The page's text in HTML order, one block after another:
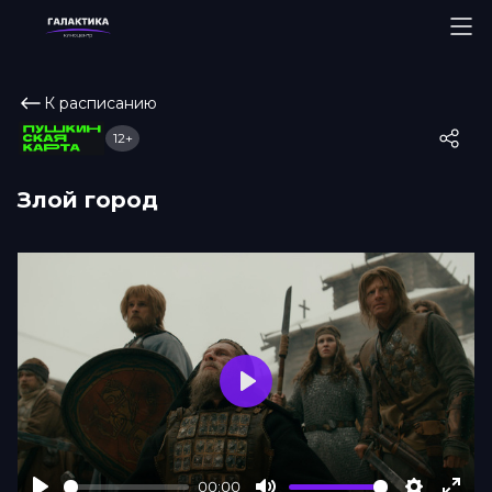
К расписанию
Злой город
12+
00:00
Play